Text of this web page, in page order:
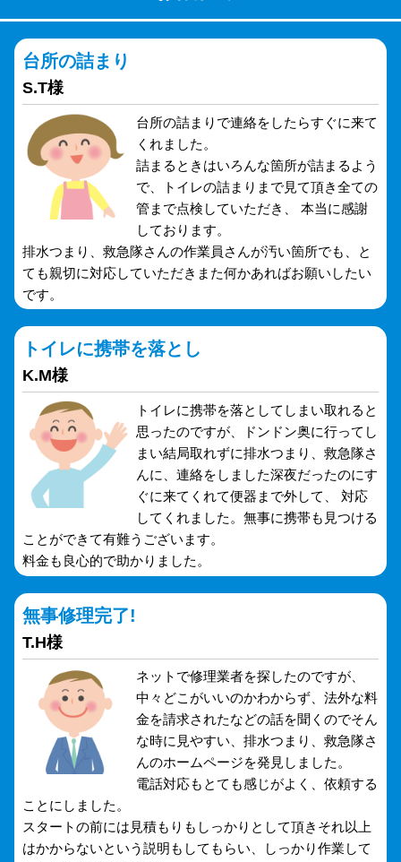
台所の詰まり
S.T様
台所の詰まりで連絡をしたらすぐに来て
くれました。
詰まるときはいろんな箇所が詰まるよう
で、トイレの詰まりまで見て頂き全ての
管まで点検していただき、 本当に感謝
しております。
排水つまり、救急隊さんの作業員さんが汚い箇所でも、と
ても親切に対応していただきまた何かあればお願いしたい
です。
トイレに携帯を落とし
K.M様
トイレに携帯を落としてしまい取れると
思ったのですが、ドンドン奥に行ってし
まい結局取れずに排水つまり、救急隊さ
んに、連絡をしました深夜だったのにす
ぐに来てくれて便器まで外して、 対応
してくれました。無事に携帯も見つける
ことができて有難うございます。
料金も良心的で助かりました。
無事修理完了!
T.H様
ネットで修理業者を探したのですが、
中々どこがいいのかわからず、法外な料
金を請求されたなどの話を聞くのでそん
な時に見やすい、排水つまり、救急隊さ
んのホームページを発見しました。
電話対応もとても感じがよく、依頼する
ことにしました。
スタートの前には見積もりもしっかりとして頂きそれ以上
はかからないという説明もしてもらい、しっかり作業して